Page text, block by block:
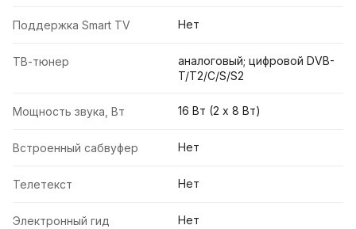
Поддержка Smart TV Нет
ТВ-тюнер
аналоговый; цифровой DVB-
T/T2/C/S/S2
Мощность звука, Вт 16 Вт (2 х 8 Вт)
Встроенный сабвуфер Нет
Телетекст Нет
Электронный гид Нет